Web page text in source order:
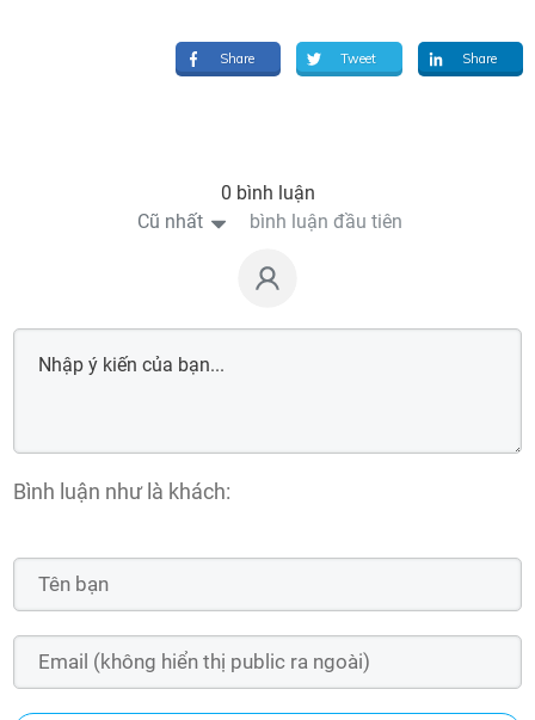
Share Tweet Share
0 bình luận
Cũ nhất
bình luận đầu tiên
Bình luận như là khách: